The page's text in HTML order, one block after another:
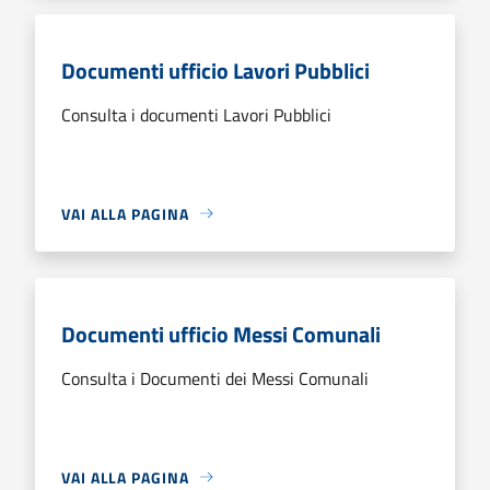
Documenti ufficio Lavori Pubblici
Consulta i documenti Lavori Pubblici
VAI ALLA PAGINA
Documenti ufficio Messi Comunali
Consulta i Documenti dei Messi Comunali
VAI ALLA PAGINA